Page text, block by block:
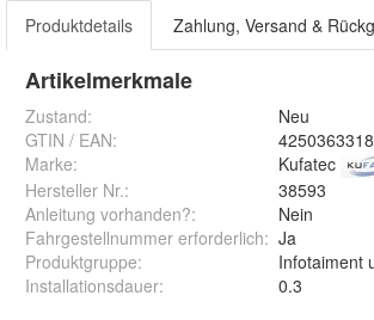
Produktdetails Zahlung, Versand &
Artikelmerkmale
Zustand:
Neu
GTIN / EAN:
Marke:
Kufatec
Hersteller Nr.:
38593
Anleitung vorhanden?:
Nein
Fahrgestellnummer erforderlich: Ja
Produktgruppe:
Infotaiment
Installationsdauer: 0.3